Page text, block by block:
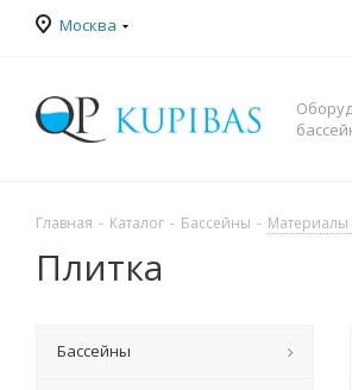
Москва
Главная - Каталог - Бассейны - Материалы
Плитка
Бассейны